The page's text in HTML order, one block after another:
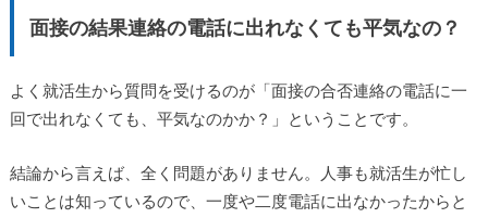
面接の結果連絡の電話に出れなくても平気なの？
よく就活生から質問を受けるのが「面接の合否連絡の電話に一
回で出れなくても、平気なのかか？」ということです。
結論から言えば、全く問題がありません。人事も就活生が忙し
いことは知っているので、一度や二度電話に出なかったからと